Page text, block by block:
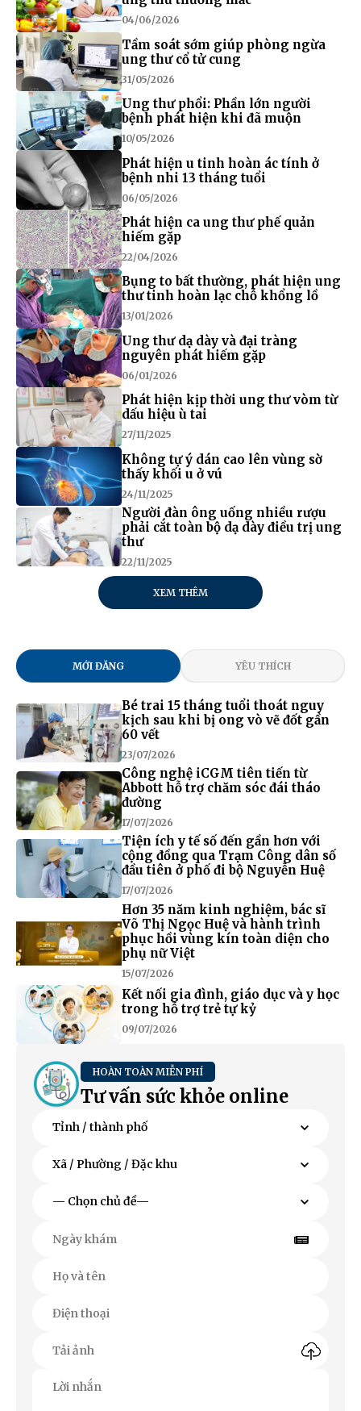
04/06/2026
Tầm soát sớm giúp phòng ngừa
ung thư cổ tử cung
31/05/2026
Ung thư phổi: Phần lớn người
bệnh phát hiện khi đã muộn
10/05/2026
Phát hiện u tinh hoàn ác tính ở
bệnh nhi 13 tháng tuổi
06/05/2026
Phát hiện ca ung thư phế quản
hiếm gặp
22/04/2026
Bụng to bất thường, phát hiện ung
thư tinh hoàn lạc chỗ khổng lồ
13/01/2026
Ung thư dạ dày và đại tràng
nguyên phát hiếm gặp
06/01/2026
Phát hiện kịp thời ung thư vòm từ
dấu hiệu ù tai
27/11/2025
Không tự ý dán cao lên vùng sờ
thấy khối u ở vú
24/11/2025
Người đàn ông uống nhiều rượu
phải cắt toàn bộ dạ dày điều trị ung
thư
22/11/2025
XEM THÊM
MỚI ĐĂNG YÊU THÍCH
Bé trai 15 tháng tuổi thoát nguy
kịch sau khi bị ong vò vẽ đốt gần
60 vết
23/07/2026
Công nghệ iCGM tiên tiến từ
Abbott hỗ trợ chăm sóc đái tháo
đường
17/07/2026
Tiện ích y tế số đến gần hơn với
cộng đồng qua Trạm Công dân số
đầu tiên ở phố đi bộ Nguyễn Huệ
17/07/2026
Hơn 35 năm kinh nghiệm, bác sĩ
Võ Thị Ngọc Huệ và hành trình
phục hồi vùng kín toàn diện cho
phụ nữ Việt
15/07/2026
Kết nối gia đình, giáo dục và y học
trong hỗ trợ trẻ tự kỷ
09/07/2026
HOÀN TOÀN MIỄN PHÍ
Tư vấn sức khỏe online